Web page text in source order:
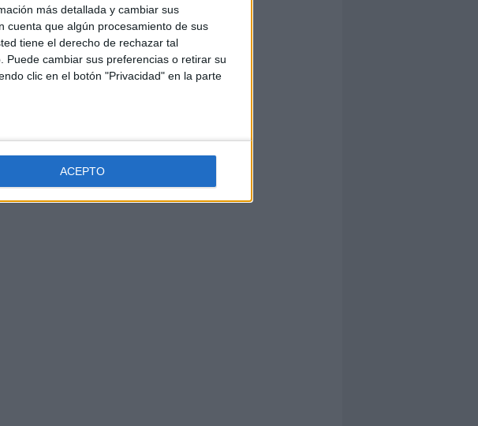
más detallada y cambiar sus
cuenta que algún procesamiento de sus
tiene el derecho de rechazar tal
Puede cambiar sus preferencias o retirar su
clic en el botón "Privacidad" en la parte
ACEPTO